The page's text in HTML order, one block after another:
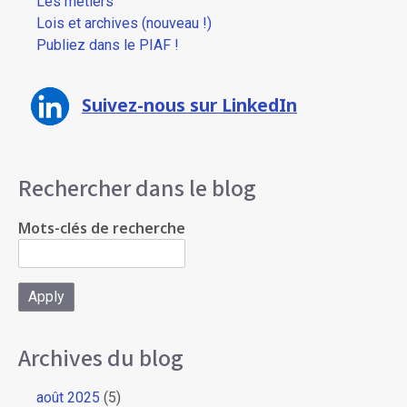
Lois et archives (nouveau !)
Publiez dans le PIAF !
Suivez-nous sur LinkedIn
Rechercher dans le blog
Mots-clés de recherche
Archives du blog
août 2025 (5)